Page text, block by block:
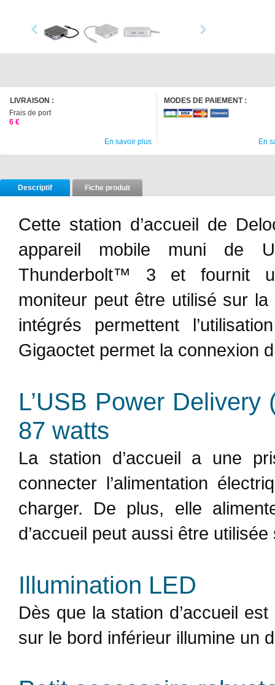
LIVRAISON :
Frais de port
6 €
En savoir plus
MODES DE PAIEMENT :
En
Descriptif Fiche produit
Cette station d’accueil de
appareil mobile muni de
Thunderbolt™ 3 et fournit
moniteur peut être utilisé sur
intégrés permettent
Gigaoctet permet la connexion
L’USB Power
87 watts
La station d’accueil a une
connecter l’alimentation
charger. De plus, elle
d’accueil peut aussi être
Illumination LED
Dès que la station d’accueil
sur le bord inférieur illumine un